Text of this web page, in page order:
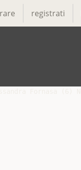
registrati